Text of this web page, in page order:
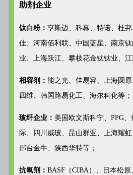
助剂企业
钛白粉： 亨斯迈、科幕、特诺、杜
佳、河南佰利联、中国蓝星、南京
业、上海跃江、攀枝花金钛钛业、江
相容剂： 能之光、佳易容、上海圆
四维、韩国路易化工、海尔科化等；
玻纤企业： 美国欧文斯科宁、PPG
际、四川威玻、昆山群亚、上海耀
邢台金牛、陕西华特等；
抗氧剂： BASF（CIBA）、日本松原